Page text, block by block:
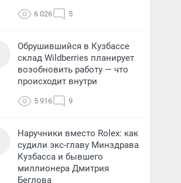
6 026 5
Обрушившийся в Кузбассе
склад Wildberries планирует
возобновить работу — что
происходит внутри
5 916 9
Наручники вместо Rolex: как
судили экс-главу Минздрава
Кузбасса и бывшего
миллионера Дмитрия
Беглова